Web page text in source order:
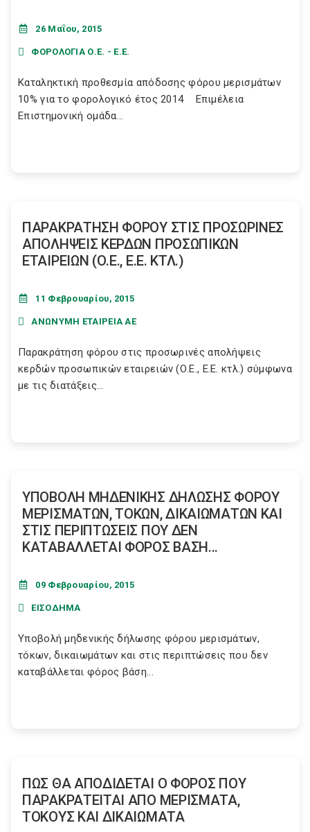
26 Μαΐου, 2015
ΦΟΡΟΛΟΓΙΑ Ο.Ε. - Ε.Ε.
Καταληκτική προθεσμία απόδοσης φόρου μερισμάτων
10% για το φορολογικό έτος 2014 Επιμέλεια
Επιστημονική ομάδα...
ΠΑΡΑΚΡΑΤΗΣΗ ΦΟΡΟΥ ΣΤΙΣ ΠΡΟΣΩΡΙΝΕΣ
ΑΠΟΛΗΨΕΙΣ ΚΕΡΔΩΝ ΠΡΟΣΩΠΙΚΩΝ
ΕΤΑΙΡΕΙΩΝ (Ο.Ε., Ε.Ε. ΚΤΛ.)
11 Φεβρουαρίου, 2015
ΑΝΩΝΥΜΗ ΕΤΑΙΡΕΙΑ ΑΕ
Παρακράτηση φόρου στις προσωρινές απολήψεις
κερδών προσωπικών εταιρειών (Ο.Ε., Ε.Ε. κτλ.) σύμφωνα
με τις διατάξεις...
ΥΠΟΒΟΛΗ ΜΗΔΕΝΙΚΗΣ ΔΗΛΩΣΗΣ ΦΟΡΟΥ
ΜΕΡΙΣΜΑΤΩΝ, ΤΟΚΩΝ, ΔΙΚΑΙΩΜΑΤΩΝ ΚΑΙ
ΣΤΙΣ ΠΕΡΙΠΤΩΣΕΙΣ ΠΟΥ ΔΕΝ
ΚΑΤΑΒΑΛΛΕΤΑΙ ΦΟΡΟΣ ΒΑΣΗ...
09 Φεβρουαρίου, 2015
ΕΙΣΟΔΗΜΑ
Υποβολή μηδενικής δήλωσης φόρου μερισμάτων,
τόκων, δικαιωμάτων και στις περιπτώσεις που δεν
καταβάλλεται φόρος βάση...
ΠΩΣ ΘΑ ΑΠΟΔΙΔΕΤΑΙ Ο ΦΟΡΟΣ ΠΟΥ
ΠΑΡΑΚΡΑΤΕΙΤΑΙ ΑΠΟ ΜΕΡΙΣΜΑΤΑ,
ΤΟΚΟΥΣ ΚΑΙ ΔΙΚΑΙΩΜΑΤΑ